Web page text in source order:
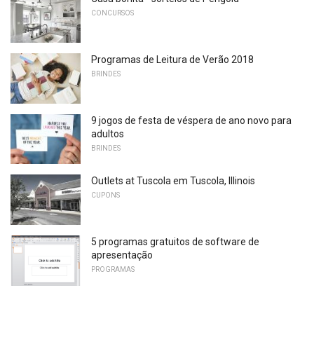
CONCURSOS
Programas de Leitura de Verão 2018
BRINDES
9 jogos de festa de véspera de ano novo para
adultos
BRINDES
Outlets at Tuscola em Tuscola, Illinois
CUPONS
5 programas gratuitos de software de
apresentação
PROGRAMAS